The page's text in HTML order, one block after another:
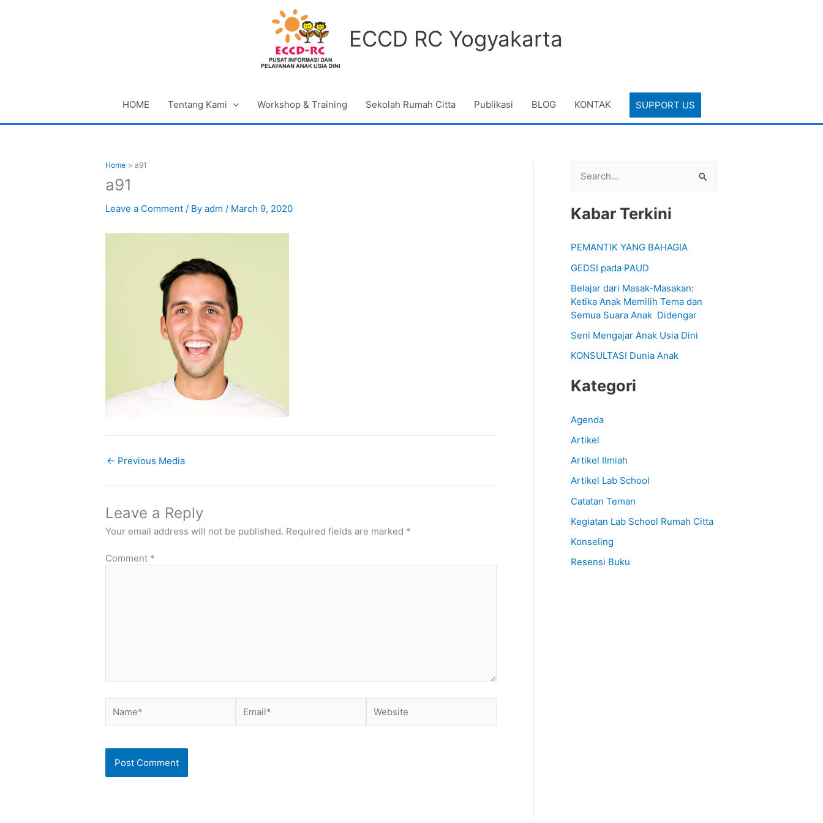
ECCD RC Yogyakarta
HOME Tentang Kami Workshop & Training Sekolah Rumah Citta Publikasi BLOG KONTAK SUPPORT US
Home a91
a91
Leave a Comment / By adm / March 9, 2020
← Previous Media
Leave a Reply
Your email address will not be published. Required fields are marked *
Comment *
a
c
h
f
o
Kabar Terkini
PEMANTIK YANG BAHAGIA
GEDSI pada PAUD
Belajar dari Masak-Masakan:
Ketika Anak Memilih Tema dan
Semua Suara Anak Didengar
Seni Mengajar Anak Usia Dini
KONSULTASI Dunia Anak
Kategori
Agenda
Artikel
Artikel Ilmiah
Artikel Lab School
Catatan Teman
Kegiatan Lab School Rumah Citta
Konseling
Resensi Buku